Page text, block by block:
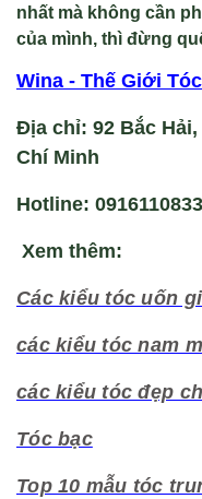
nhất mà không cần
của mình, thì đừng
Wina - Thế Giới
Địa chỉ: 92 Bắc
Chí Minh
Hotline:
Xem thêm:
Các kiểu tóc uốn
các kiểu tóc nam
các kiểu tóc đẹp
Tóc bạc
Top 10 mẫu tóc